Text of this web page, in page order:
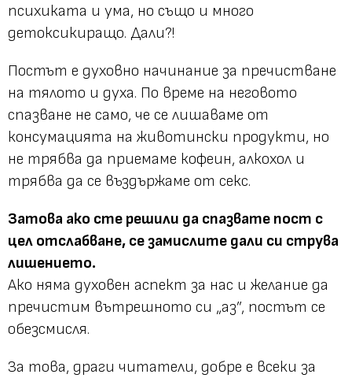
психиката и ума, но също и много
детоксикиращо. Дали?!
Постът е духовно начинание за пречистване
на тялото и духа. По време на неговото
спазване не само, че се лишаваме от
консумацията на животински продукти, но
не трябва да приемаме кофеин, алкохол и
трябва да се въздържаме от секс.
Затова ако сте решили да спазвате пост с
цел отслабване, се замислите дали си струва
лишението.
Ако няма духовен аспект за нас и желание да
пречистим вътрешното си „аз”, постът се
обезсмисля.
За това, драги читатели, добре е всеки за